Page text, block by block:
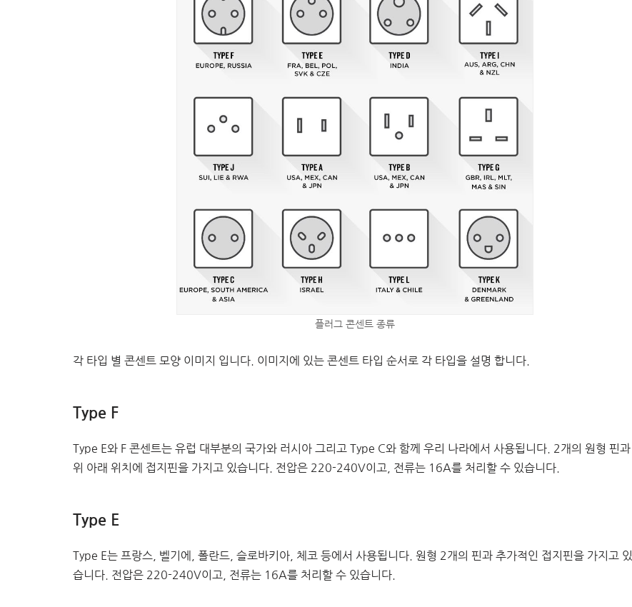
플러그 콘센트 종류
각 타입 별 콘센트 모양 이미지 입니다. 이미지에 있는 콘센트 타입 순서로 각 타입을 설명 합니다.
Type F
Type E와 F 콘센트는 유럽 대부분의 국가와 러시아 그리고 Type C와 함께 우리 나라에서 사용됩니다. 2개의 원형 핀과
위 아래 위치에 접지핀을 가지고 있습니다. 전압은 220-240V이고, 전류는 16A를 처리할 수 있습니다.
Type E
Type E는 프랑스, 벨기에, 폴란드, 슬로바키아, 체코 등에서 사용됩니다. 원형 2개의 핀과 추가적인 접지핀을 가지고 있
습니다. 전압은 220-240V이고, 전류는 16A를 처리할 수 있습니다.